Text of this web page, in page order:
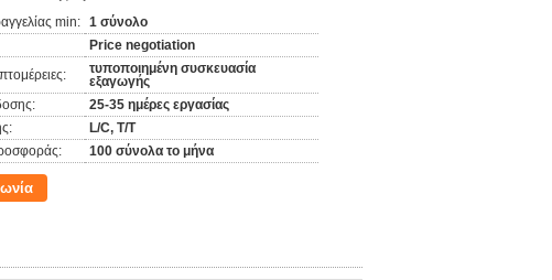
min: 1 σύνολο
Price negotiation
τυποποιημένη συσκευασία
εξαγωγής
25-35 ημέρες εργασίας
L/C, T/T
100 σύνολα το μήνα